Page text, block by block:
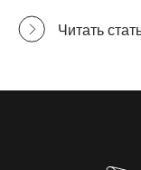
Читать
Подписаться